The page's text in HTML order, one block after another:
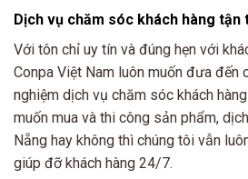
Dịch vụ chăm sóc khách hàng tận
Với tôn chỉ uy tín và đúng hẹn với
Conpa Việt Nam luôn muốn đưa đến
nghiệm dịch vụ chăm sóc khách
muốn mua và thi công sản phẩm,
Nẵng hay không thì chúng tôi vẫn
giúp đỡ khách hàng 24/7.